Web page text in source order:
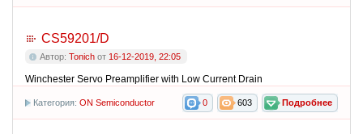
CS59201/D
Автор: Tonich от 16-12-2019, 22:05
Winchester Servo Preamplifier with Low Current Drain
Подробнее
603
0
Категория: ON Semiconductor